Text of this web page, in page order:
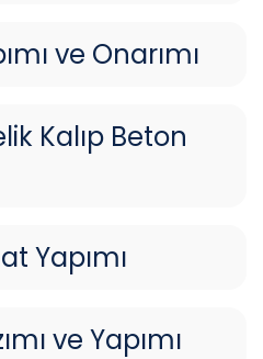
ve Onarımı
Kalıp Beton
Yapımı
ve Yapımı